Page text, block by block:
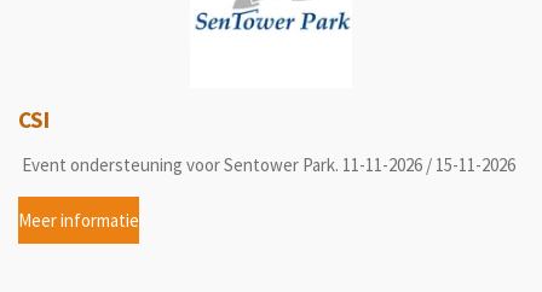
CSI
Event ondersteuning voor Sentower Park. 11-11-2026 / 15-11-2026
Meer informatie